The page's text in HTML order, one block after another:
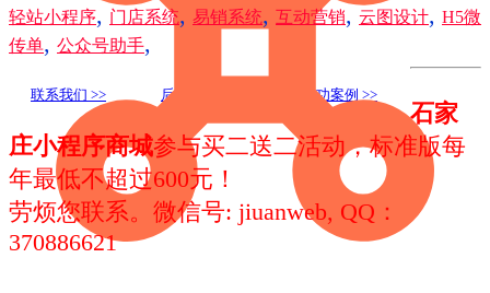
轻站小程序, 门店系统, 易销系统, 互动营销,云图设计, H5微
传单, 公众号助手,
联系我们 >> 后台演示 >> 成功案例 >>
石家
庄小程序商城参与买二送二活动，标准版每
年最低不超过600元！
劳烦您联系。微信号: jiuanweb, QQ：
370886621